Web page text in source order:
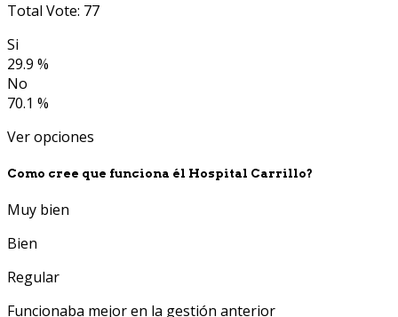
Total Vote: 77
Si
29.9 %
No
70.1 %
Ver opciones
Como cree que funciona él Hospital Carrillo?
Muy bien
Bien
Regular
Funcionaba mejor en la gestión anterior